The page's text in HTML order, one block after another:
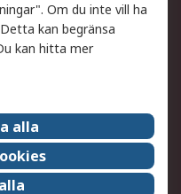
din order
Fördelar med RS-konto
Centre
Om du inte vill ha
kan begränsa
kan hitta mer
alla